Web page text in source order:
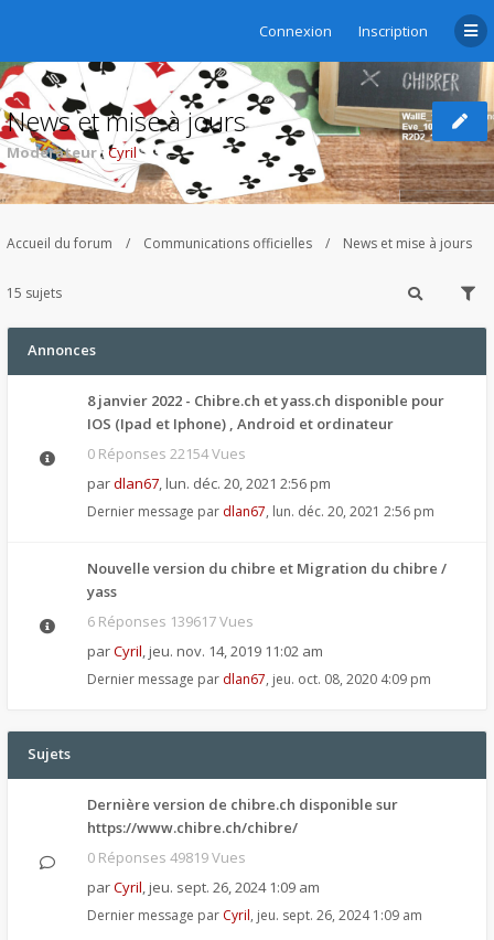
Connexion Inscription
News et mise à jours
Modérateur : Cyril
Accueil du forum Communications officielles News et mise à jours
15 sujets
Annonces
8 janvier 2022 - Chibre.ch et yass.ch disponible pour
IOS (Ipad et Iphone) , Android et ordinateur
0 Réponses 22154 Vues
pardlan67, lun. déc. 20, 2021 2:56 pm
Dernier message par dlan67, lun. déc. 20, 2021 2:56 pm
Nouvelle version du chibre et Migration du chibre /
yass
6 Réponses 139617 Vues
parCyril, jeu. nov. 14, 2019 11:02 am
Dernier message par dlan67, jeu. oct. 08, 2020 4:09 pm
Sujets
Dernière version de chibre.ch disponible sur
https://www.chibre.ch/chibre/
0 Réponses 49819 Vues
parCyril, jeu. sept. 26, 2024 1:09 am
Dernier message par Cyril, jeu. sept. 26, 2024 1:09 am